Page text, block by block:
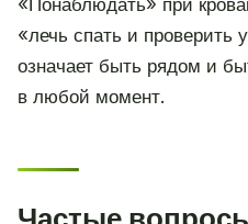
«Понаблюдать» при
«лечь спать и проверить
означает быть рядом и
в любой момент.